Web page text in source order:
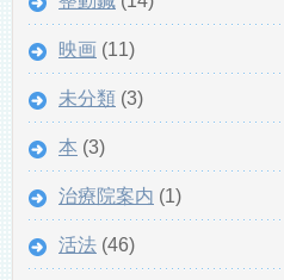
映画 (11)
未分類 (3)
本 (3)
治療院案内 (1)
活法 (46)